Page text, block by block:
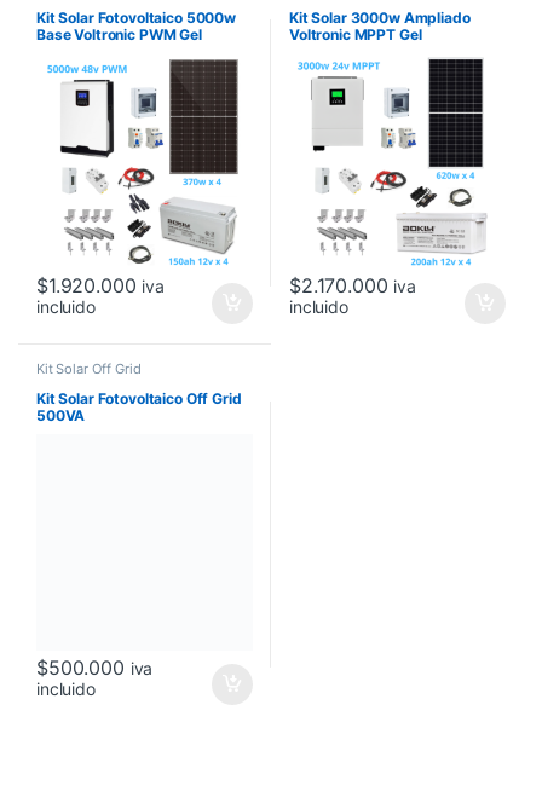
Kit Solar Fotovoltaico 5000w
Base Voltronic PWM Gel
$1.920.000 iva
incluido
Kit Solar 3000w Ampliado
Voltronic MPPT Gel
$2.170.000 iva
incluido
Kit Solar Off Grid
Kit Solar Fotovoltaico Off Grid
500VA
$500.000 iva
incluido